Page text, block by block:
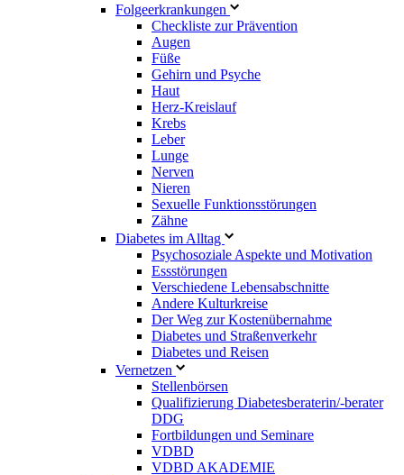
Folgeerkrankungen
Checkliste zur Prävention
Augen
Füße
Gehirn und Psyche
Haut
Herz-Kreislauf
Krebs
Leber
Lunge
Nerven
Nieren
Sexuelle Funktionsstörungen
Zähne
Diabetes im Alltag
Psychosoziale Aspekte und Motivation
Essstörungen
Verschiedene Lebensabschnitte
Andere Kulturkreise
Der Weg zur Kostenübernahme
Diabetes und Straßenverkehr
Diabetes und Reisen
Vernetzen
Stellenbörsen
Qualifizierung Diabetesberaterin/­-berater
DDG
Fortbildungen und Seminare
VDBD
VDBD AKADEMIE